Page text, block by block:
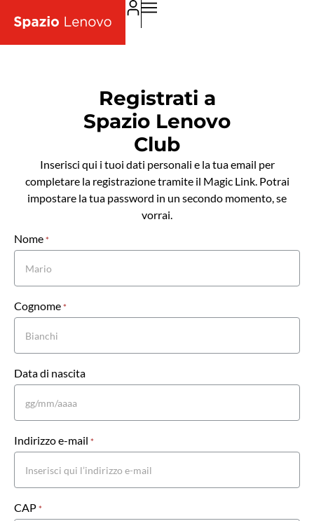
Registrati a
Spazio Lenovo
Club
Inserisci qui i tuoi dati personali e la tua email per
completare la registrazione tramite il Magic Link. Potrai
impostare la tua password in un secondo momento, se
vorrai.
Registrazione
Nome *
Cognome *
Data di nascita
Indirizzo e-mail *
CAP *